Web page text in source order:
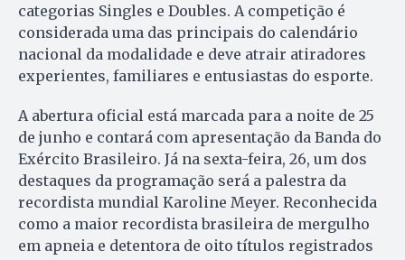
categorias Singles e Doubles. A competição é
considerada uma das principais do calendário
nacional da modalidade e deve atrair atiradores
experientes, familiares e entusiastas do esporte.
A abertura oficial está marcada para a noite de 25
de junho e contará com apresentação da Banda do
Exército Brasileiro. Já na sexta-feira, 26, um dos
destaques da programação será a palestra da
recordista mundial Karoline Meyer. Reconhecida
como a maior recordista brasileira de mergulho
em apneia e detentora de oito títulos registrados